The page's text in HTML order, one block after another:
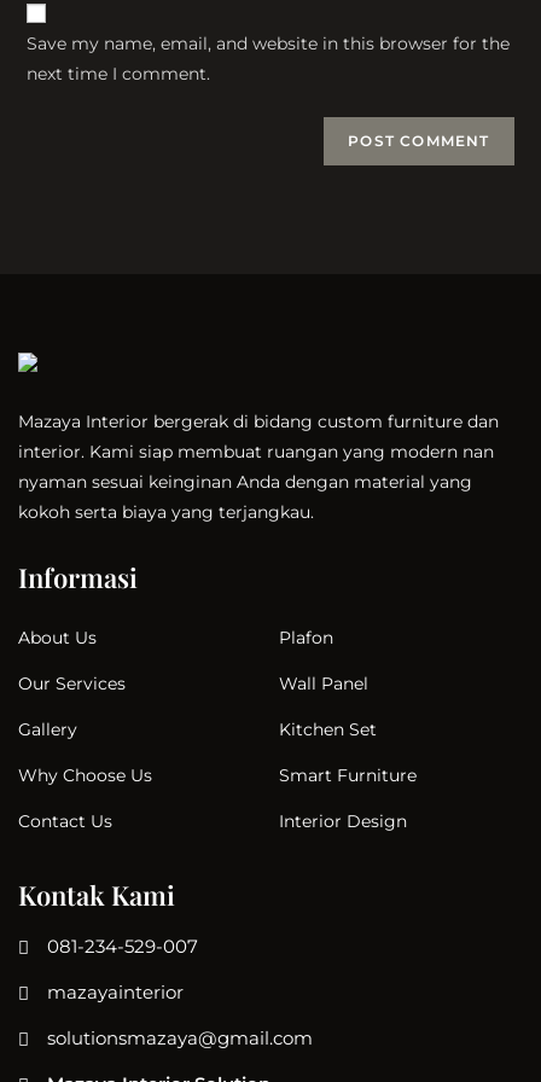
comment
URL
(optional)
Save my name, email, and website in this browser for the
next time I comment.
Mazaya Interior bergerak di bidang custom furniture dan
interior. Kami siap membuat ruangan yang modern nan
nyaman sesuai keinginan Anda dengan material yang
kokoh serta biaya yang terjangkau.
Informasi
About Us
Our Services
Gallery
Why Choose Us
Contact Us
Plafon
Wall Panel
Kitchen Set
Smart Furniture
Interior Design
Kontak Kami
081-234-529-007
mazayainterior
solutionsmazaya@gmail.com